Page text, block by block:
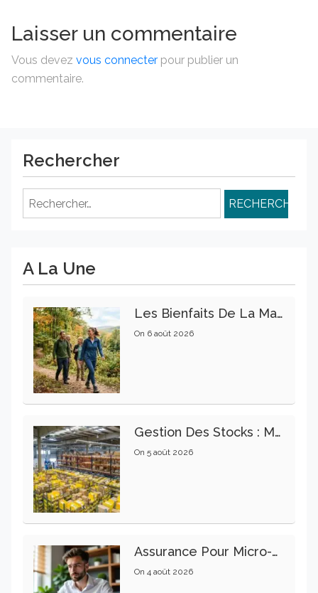
Laisser un commentaire
Vous devez vous connecter pour publier un
commentaire.
Rechercher
Rechercher :
A La Une
Les Bienfaits De La Marche Sur La Santé Physique Et Mentale
On 6 août 2026
Gestion Des Stocks : Meilleures Pratiques Intralogistiques
On 5 août 2026
Assurance Pour Micro-Entrepreneur : Les Garanties Essentielles À Connaître
On 4 août 2026